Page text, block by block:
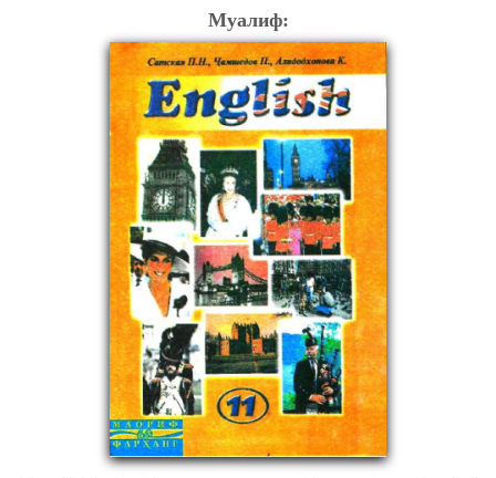
Муалиф: